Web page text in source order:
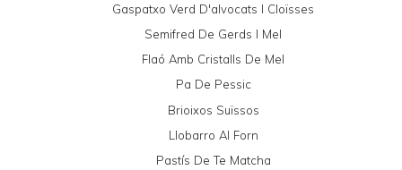
Gaspatxo Verd D'alvocats I Cloïsses
Semifred De Gerds I Mel
Flaó Amb Cristalls De Mel
Pa De Pessic
Brioixos Suïssos
Llobarro Al Forn
Pastís De Te Matcha